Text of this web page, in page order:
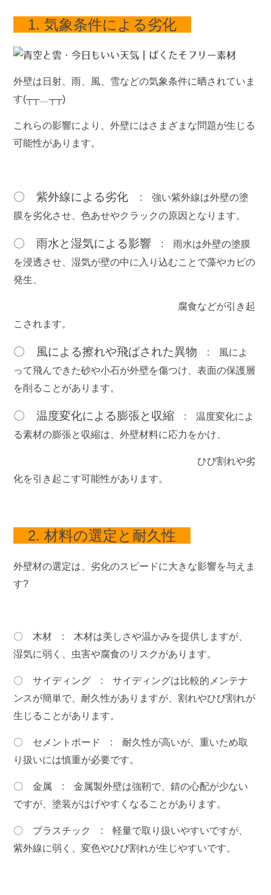
1. 気象条件による劣化
外壁は日射、雨、風、雪などの気象条件に晒されていま
す(┬┬﹏┬┬)
これらの影響により、外壁にはさまざまな問題が生じる
可能性があります。
〇 紫外線による劣化 :強い紫外線は外壁の塗
膜を劣化させ、色あせやクラックの原因となります。
〇 雨水と湿気による影響 :雨水は外壁の塗膜
を浸透させ、湿気が壁の中に入り込むことで藻やカビの
発生、
腐食などが引き起
こされます。
〇 風による擦れや飛ばされた異物 : 風によ
って飛んできた砂や小石が外壁を傷つけ、表面の保護層
を削ることがあります。
〇 温度変化による膨張と収縮 :温度変化によ
る素材の膨張と収縮は、外壁材料に応力をかけ、
ひび割れや劣
化を引き起こす可能性があります。
2. 材料の選定と耐久性
外壁材の選定は、劣化のスピードに大きな影響を与えま
す?
〇 木材 : 木材は美しさや温かみを提供しますが、
湿気に弱く、虫害や腐食のリスクがあります。
〇 サイディング :サイディングは比較的メンテナ
ンスが簡単で、耐久性がありますが、割れやひび割れが
生じることがあります。
〇 セメントボード :耐久性が高いが、重いため取
り扱いには慎重が必要です。
〇 金属 :金属製外壁は強靭で、錆の心配が少ない
ですが、塗装がはげやすくなることがあります。
〇 プラスチック :軽量で取り扱いやすいですが、
紫外線に弱く、変色やひび割れが生じやすいです。